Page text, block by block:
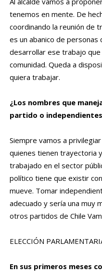
tenemos en mente. De
coordinando la reunión de
es un abanico de
desarrollar ese trabajo
comunidad. Queda a
quiera trabajar.
¿Los nombres que
partido o
Siempre vamos a
quienes tienen trayectoria
trabajado en el sector
político tiene que existir
mueve. Tomar
adecuado y sería una muy
otros partidos de Chile
ELECCIÓN
En sus primeros meses